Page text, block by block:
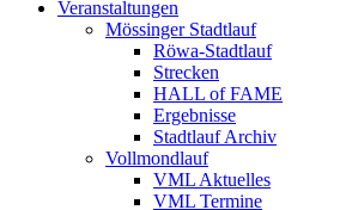
Veranstaltungen
Mössinger Stadtlauf
Röwa-Stadtlauf
Strecken
HALL of FAME
Ergebnisse
Stadtlauf Archiv
Vollmondlauf
VML Aktuelles
VML Termine